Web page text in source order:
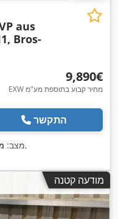
aus
Bros-
‏9,890 ‏€
EXW מחיר קבוע בתוספת מע"מ
התקשר
מצב:,
מודעה קטנה